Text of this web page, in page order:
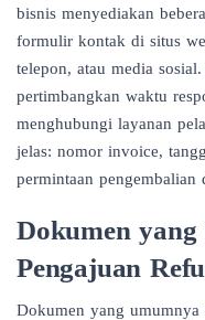
bisnis menyediakan
formulir kontak di situs
telepon, atau media
pertimbangkan waktu
menghubungi layanan
jelas: nomor invoice,
permintaan pengembalian
Dokumen
Pengajuan
Dokumen yang